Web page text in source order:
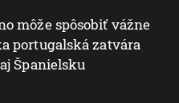
môže spôsobiť vážne
portugalská zatvára
Španielsku